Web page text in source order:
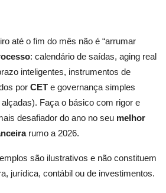
até o fim do mês não é “arrumar
: calendário de saídas, aging real
inteligentes, instrumentos de
por CET e governança simples
Faça o básico com rigor e
desafiador do ano no seu melhor
rumo a 2026.
são ilustrativos e não constituem
jurídica, contábil ou de investimentos.